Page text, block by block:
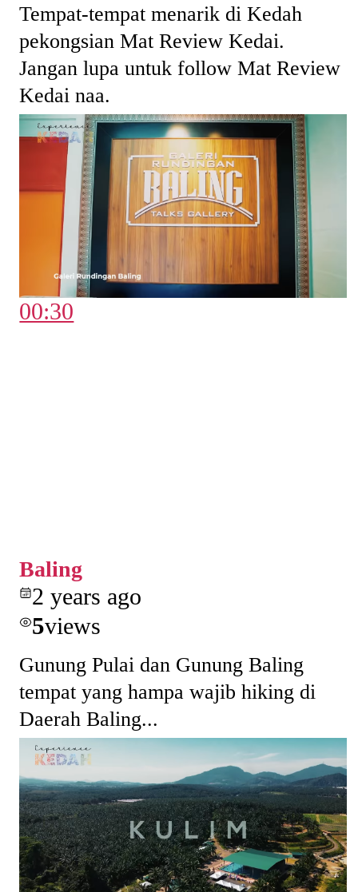
Tempat-tempat menarik di Kedah
pekongsian Mat Review Kedai.
Jangan lupa untuk follow Mat Review
Kedai naa.
00:30
Baling
2 years ago
5views
Gunung Pulai dan Gunung Baling
tempat yang hampa wajib hiking di
Daerah Baling...